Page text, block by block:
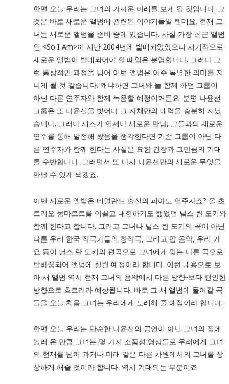
한편 오늘 우리는 그녀의 가까운 미래를 보게 될 것입니다. 그
것은 바로 새로운 앨범에 관련된 이야기들일 텐데요. 현재 그
녀는 새로운 앨범을 준비 중에 있습니다. 사실 가장 최근 앨범
인 <So I Am>이 지난 2004년에 발매되었었으니 시기적으로
새로운 앨범이 발매되어야 할 때임은 분명합니다. 그러나 그
런 통상적인 과정을 넘어 이번 앨범은 아주 특별한 의미를 지
니게 될 것 같습니다. 왜냐하면 그녀와 늘 함께 하던 그룹이
아닌 다른 연주자와 함께 녹음할 예정이거든요. 분명 나윤선
그룹은 또 나윤선을 벗어나 그 자체만의 매력을 충분히 지녔
습니다. 그러나 재즈가 언제나 새로운 만남, 그들과의 새로운
연주를 통해 발전해 왔음을 생각한다면 기존 그룹이 아닌 다
른 연주자와 함께 한다는 사실은 묘한 긴장과 그만큼의 기대
를 수반합니다. 그러면서 또 다시 나윤선만의 새로운 무엇을
만날 수 있게 되겠죠.
이번 새로운 앨범은 네덜란드 출신의 피아노 연주자죠? 올 초
트리오 몽마르트를 이끌고 내한하기도 했었던 닐스 란 도키와
함께 한다고 합니다. 그리고 그녀나 닐스 란 도키의 곡이 아닌
다른 우리 한국 작곡가들의 창작곡, 그리고 팝 음악, 우리 가
요 등이 닐스 란 도키의 편곡으로 그녀에게 맞는 다른 곡으로
탈바꿈되어 앨범에 실릴 예정이라 합니다. 이런 내용으로 보
아 새 앨범 역시 현재 그녀의 음악에서 다른 방향-보다 편안한
방향으로 흐르리라 예상됩니다. 바로 그 새 앨범에 들어갈 곡
들을 오늘 처음 그녀는 우리에게 노래해 줄 예정이라 합니다.
한편 오늘 우리는 단순한 나윤선의 공연이 아닌 그녀의 집에
놀러 온 만큼 그녀는 몇 가지 소품성 영상들로 우리에게 그녀
의 현재를 넘어 과거나 미래 같은 다른 차원에서의 그녀를 상
상하게 해줄 것이라 합니다. 역시 기대되는 부분이죠.